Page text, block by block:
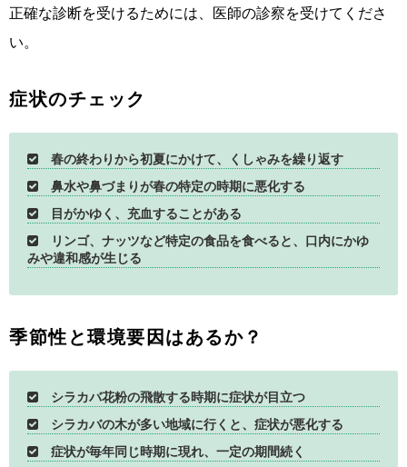
正確な診断を受けるためには、医師の診察を受けてくださ
い。
症状のチェック
春の終わりから初夏にかけて、くしゃみを繰り返す
鼻水や鼻づまりが春の特定の時期に悪化する
目がかゆく、充血することがある
リンゴ、ナッツなど特定の食品を食べると、口内にかゆ
みや違和感が生じる
季節性と環境要因はあるか？
シラカバ花粉の飛散する時期に症状が目立つ
シラカバの木が多い地域に行くと、症状が悪化する
症状が毎年同じ時期に現れ、一定の期間続く